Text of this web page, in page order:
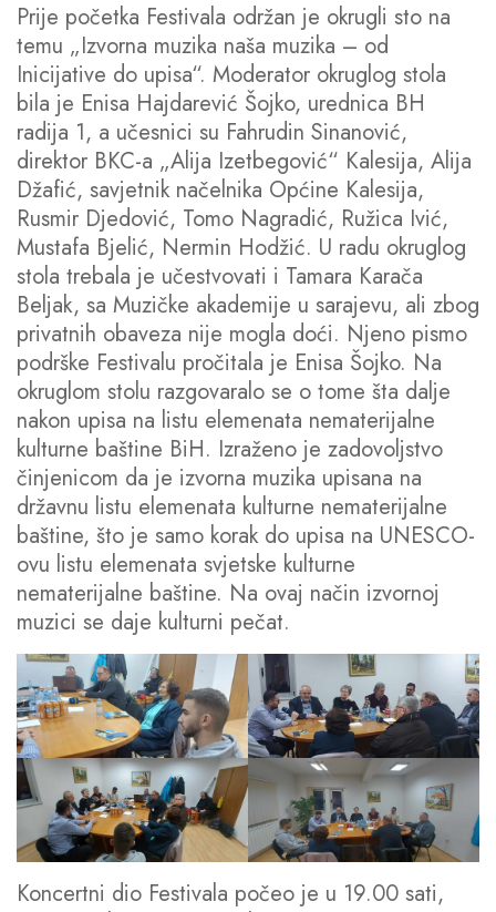
Prije početka Festivala održan je okrugli sto na
temu „Izvorna muzika naša muzika – od
Inicijative do upisa“. Moderator okruglog stola
bila je Enisa Hajdarević Šojko, urednica BH
radija 1, a učesnici su Fahrudin Sinanović,
direktor BKC-a „Alija Izetbegović“ Kalesija, Alija
Džafić, savjetnik načelnika Općine Kalesija,
Rusmir Djedović, Tomo Nagradić, Ružica Ivić,
Mustafa Bjelić, Nermin Hodžić. U radu okruglog
stola trebala je učestvovati i Tamara Karača
Beljak, sa Muzičke akademije u sarajevu, ali zbog
privatnih obaveza nije mogla doći. Njeno pismo
podrške Festivalu pročitala je Enisa Šojko. Na
okruglom stolu razgovaralo se o tome šta dalje
nakon upisa na listu elemenata nematerijalne
kulturne baštine BiH. Izraženo je zadovoljstvo
činjenicom da je izvorna muzika upisana na
državnu listu elemenata kulturne nematerijalne
baštine, što je samo korak do upisa na UNESCO-
ovu listu elemenata svjetske kulturne
nematerijalne baštine. Na ovaj način izvornoj
muzici se daje kulturni pečat.
Koncertni dio Festivala počeo je u 19.00 sati,